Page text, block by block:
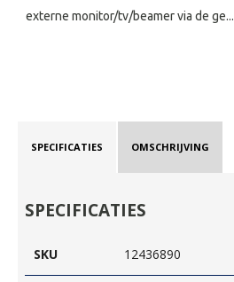
externe monitor/tv/beamer via de ge...
SPECIFICATIES OMSCHRIJVING
SPECIFICATIES
SKU 12436890